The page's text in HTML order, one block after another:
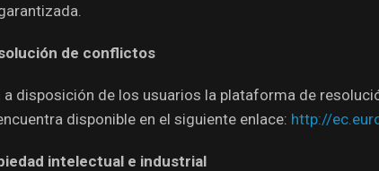
de conflictos
a disposición de los usuarios la plataforma de
disponible en el siguiente enlace: http://
intelectual e industrial